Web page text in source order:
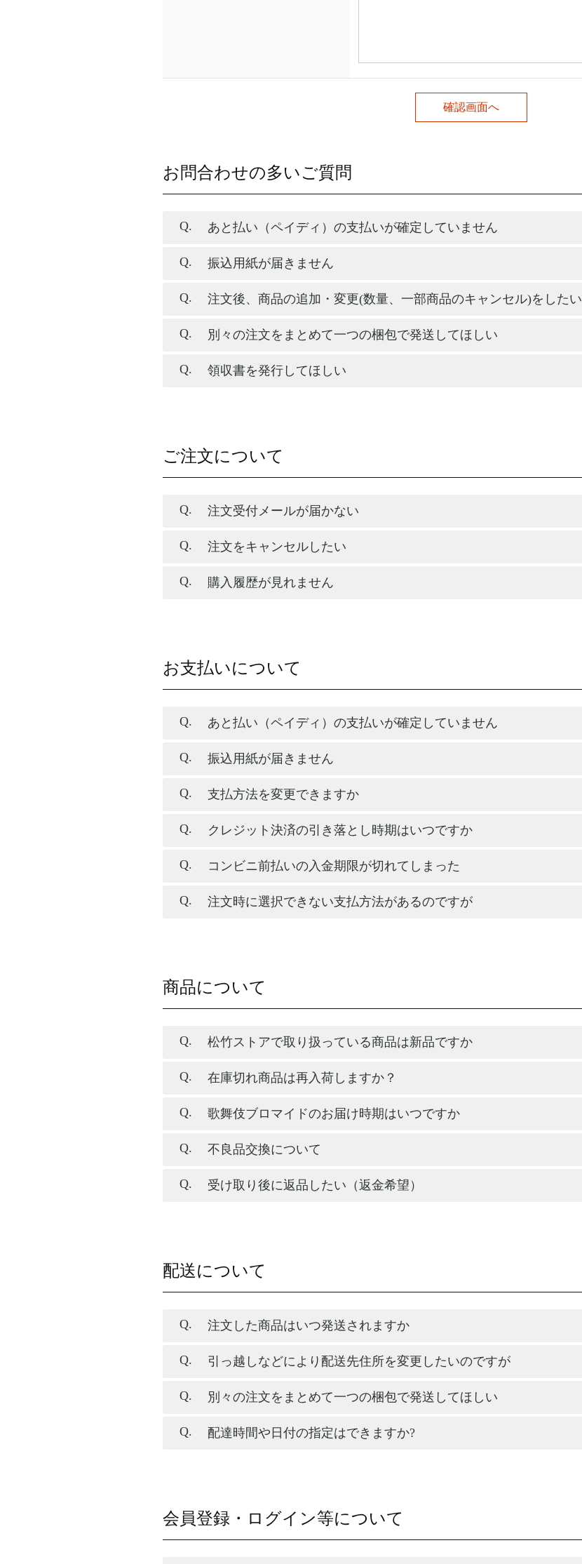
お問合わせの多いご質問
あと払い（ペイディ）の支払いが確定していません
振込用紙が届きません
注文後、商品の追加・変更(数量、一部商品のキャンセル)をしたい
別々の注文をまとめて一つの梱包で発送してほしい
領収書を発行してほしい
ご注文について
注文受付メールが届かない
注文をキャンセルしたい
購入履歴が見れません
お支払いについて
あと払い（ペイディ）の支払いが確定していません
振込用紙が届きません
支払方法を変更できますか
クレジット決済の引き落とし時期はいつですか
コンビニ前払いの入金期限が切れてしまった
注文時に選択できない支払方法があるのですが
商品について
松竹ストアで取り扱っている商品は新品ですか
在庫切れ商品は再入荷しますか？
歌舞伎ブロマイドのお届け時期はいつですか
不良品交換について
受け取り後に返品したい（返金希望）
配送について
注文した商品はいつ発送されますか
引っ越しなどにより配送先住所を変更したいのですが
別々の注文をまとめて一つの梱包で発送してほしい
配達時間や日付の指定はできますか?
会員登録・ログイン等について